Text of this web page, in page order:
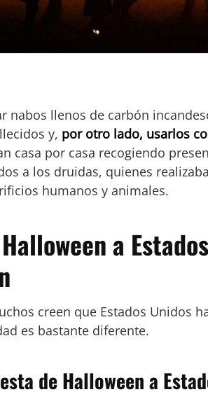
nabos llenos de carbón
y, por otro lado, usarlos
casa por casa recogiendo
a los druidas, quienes
humanos y animales.
a
creen que Estados Unidos
es bastante diferente.
de Halloween a